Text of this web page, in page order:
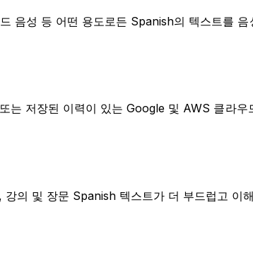
음성 등 어떤 용도로든 Spanish의 텍스트를
저장된 이력이 있는 Google 및 AWS 클라
의 및 장문 Spanish 텍스트가 더 부드럽고 이